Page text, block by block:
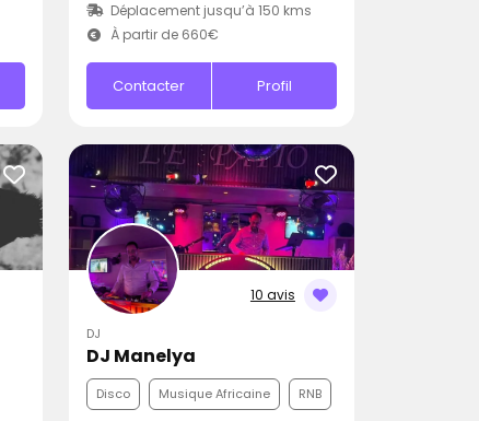
Déplacement jusqu’à 150 kms
À partir de 660€
Contacter Profil
10 avis
DJ
DJ Manelya
Disco Musique Africaine RNB